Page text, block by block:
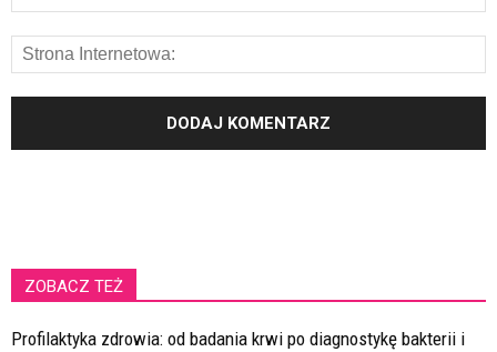
ZOBACZ TEŻ
Profilaktyka zdrowia: od badania krwi po diagnostykę bakterii i